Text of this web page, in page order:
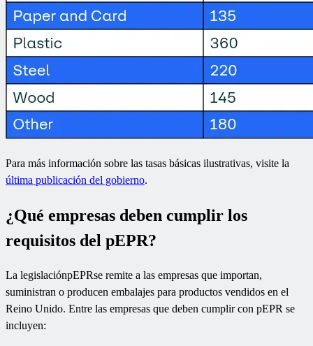
Para más información sobre las tasas básicas ilustrativas, visite la
última publicación del gobierno.
¿Qué empresas deben cumplir los
requisitos del pEPR?
La legislaciónpEPRse remite a las empresas que importan,
suministran o producen embalajes para productos vendidos en el
Reino Unido. Entre las empresas que deben cumplir con pEPR se
incluyen: